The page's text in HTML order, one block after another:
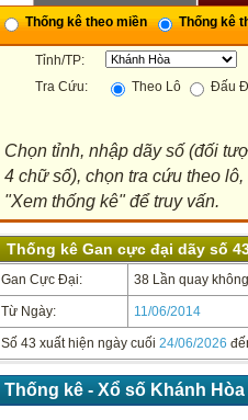
Thống kê theo miền Thống kê
Tỉnh/TP:
Tra Cứu:
Theo Lô Đấu
Chọn tỉnh, nhập dãy số (đối
4 chữ số), chọn tra cứu theo
"Xem thống kê" để truy vấn.
Thống kê Gan cực đại dãy số
Gan Cực Đại: 38 Lần quay
Từ Ngày: 11/06/2014
Số 43 xuất hiện ngày cuối 24/06/2026
Thống kê - Xổ số Khánh